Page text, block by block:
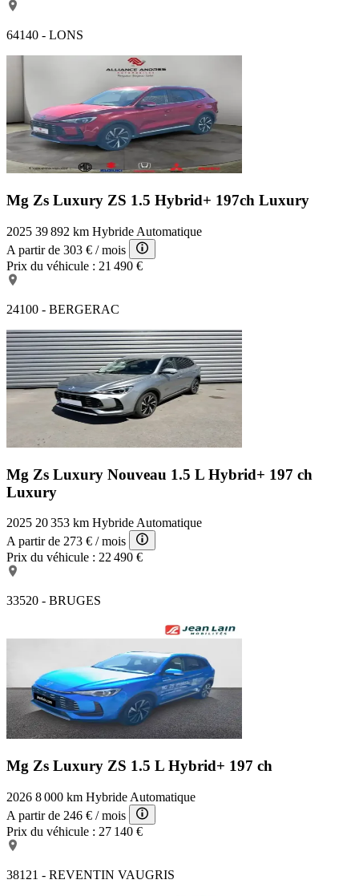
64140 - LONS
Mg Zs Luxury ZS 1.5 Hybrid+ 197ch Luxury
2025 39 892 km Hybride Automatique
A partir de 303 € / mois
Prix du véhicule : 21 490 €
24100 - BERGERAC
Mg Zs Luxury Nouveau 1.5 L Hybrid+ 197 ch
Luxury
2025 20 353 km Hybride Automatique
A partir de 273 € / mois
Prix du véhicule : 22 490 €
33520 - BRUGES
Mg Zs Luxury ZS 1.5 L Hybrid+ 197 ch
2026 8 000 km Hybride Automatique
A partir de 246 € / mois
Prix du véhicule : 27 140 €
38121 - REVENTIN VAUGRIS